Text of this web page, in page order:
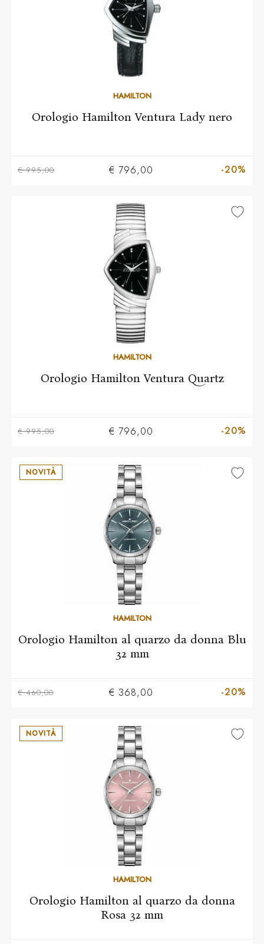
HAMILTON
Orologio Hamilton Ventura Lady nero
€ 995,00 € 796,00 -20%
HAMILTON
Orologio Hamilton Ventura Quartz
€ 995,00 € 796,00 -20%
NOVITÀ
HAMILTON
Orologio Hamilton al quarzo da donna Blu
32 mm
€ 460,00 € 368,00 -20%
NOVITÀ
HAMILTON
Orologio Hamilton al quarzo da donna
Rosa 32 mm